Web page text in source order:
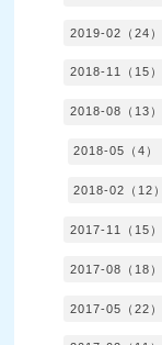
2019-02（24）
2018-11（15）
2018-08（13）
2018-05（4）
2018-02（12）
2017-11（15）
2017-08（18）
2017-05（22）